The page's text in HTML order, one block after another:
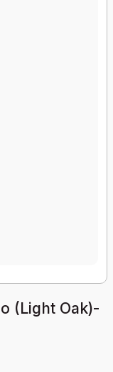
(Light Oak)-